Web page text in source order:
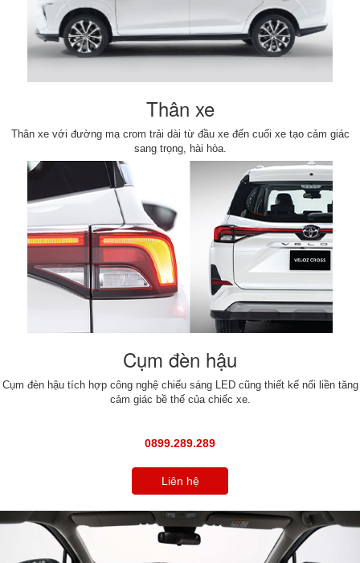
Thân xe
Thân xe với đường mạ crom trải dài từ đầu xe đến cuối xe tạo cảm giác
sang trọng, hài hòa.
Cụm đèn hậu
Cụm đèn hậu tích hợp công nghệ chiếu sáng LED cũng thiết kế nối liền tăng
cảm giác bề thế của chiếc xe.
0899.289.289
Liên hệ